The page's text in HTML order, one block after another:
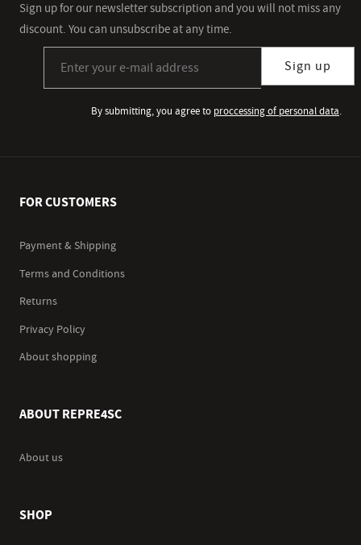
Sign up for our newsletter subscription and you will not miss any
discount. You can unsubscribe at any time.
Sign up
By submitting, you agree to proccessing of personal data.
FOR CUSTOMERS
Payment & Shipping
Terms and Conditions
Returns
Privacy Policy
About shopping
ABOUT REPRE4SC
About us
SHOP